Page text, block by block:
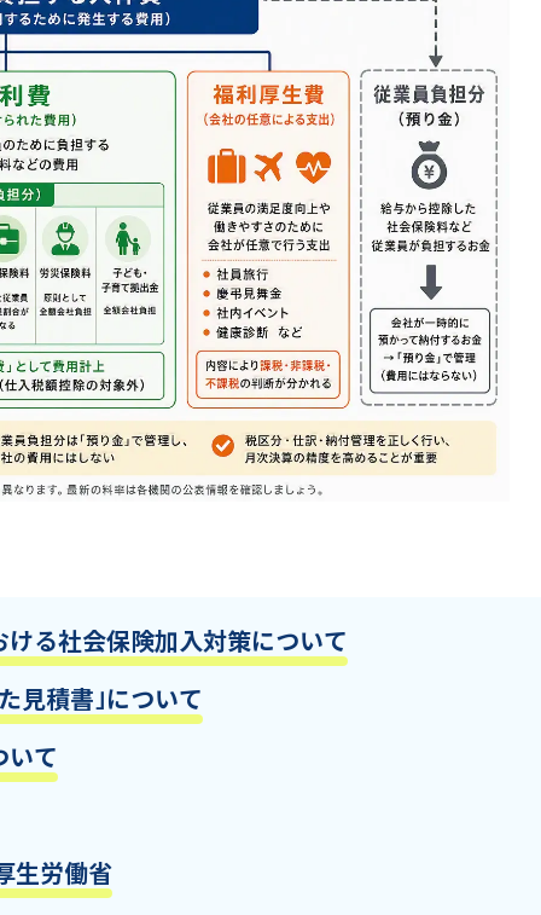
る社会保険加入対策について
見積書｣について
いて
生労働省